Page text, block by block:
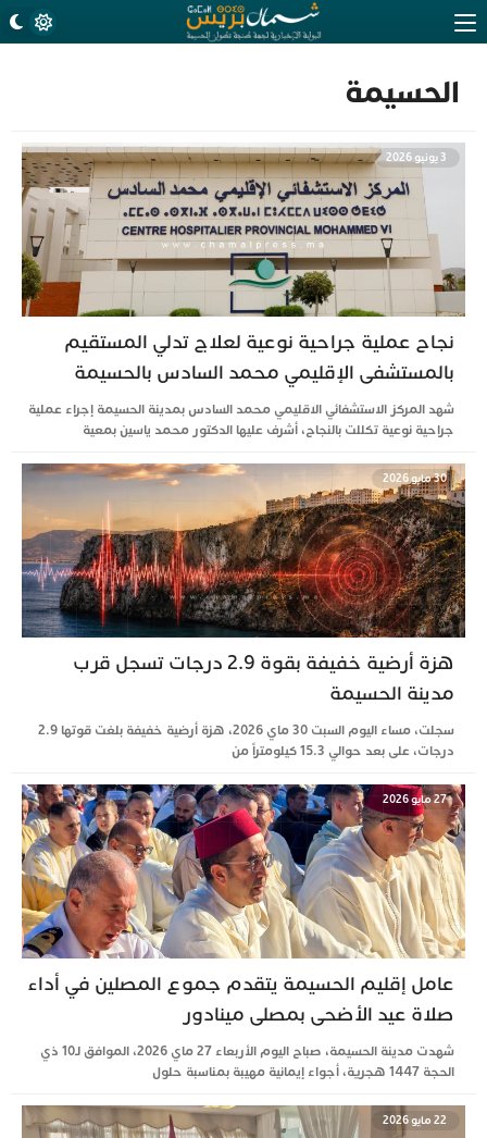
الحسيمة
نجاح عملية جراحية نوعية لعلاج تدلي المستقيم
بالمستشفى الإقليمي محمد السادس بالحسيمة
شهد المركز الاستشفائي الاقليمي محمد السادس بمدينة الحسيمة إجراء عملية
جراحية نوعية تكللت بالنجاح، أشرف عليها الدكتور محمد ياسين بمعية
30 مايو 2026
هزة أرضية خفيفة بقوة 2.9 درجات تسجل قرب
مدينة الحسيمة
سجلت، مساء اليوم السبت 30 ماي 2026، هزة أرضية خفيفة بلغت قوتها 2.9
درجات، على بعد حوالي 15.3 كيلومتراً من
27 مايو 2026
عامل إقليم الحسيمة يتقدم جموع المصلين في أداء
صلاة عيد الأضحى بمصلى مينادور
شهدت مدينة الحسيمة، صباح اليوم الأربعاء 27 ماي 2026، الموافق لـ10 ذي
الحجة 1447 هجرية، أجواء إيمانية مهيبة بمناسبة حلول